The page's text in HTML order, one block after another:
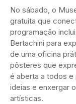
No sábado, o
gratuita que
programação
Bertachini para
de uma oficina
pôsteres que
é aberta a todos
ideias e enxergar
artísticas.